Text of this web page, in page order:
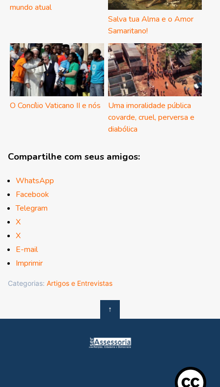
mundo atual
Salva tua Alma e o Amor
Samaritano!
O Concílio Vaticano II e nós
Uma imoralidade pública
covarde, cruel, perversa e
diabólica
Compartilhe com seus amigos:
WhatsApp
Facebook
Telegram
X
X
E-mail
Imprimir
Categorias: Artigos e Entrevistas
↑